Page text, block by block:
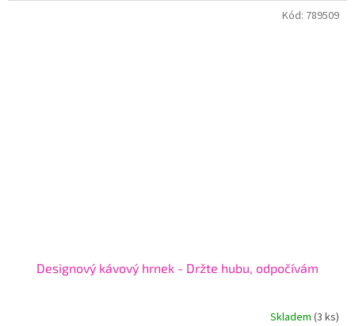
Designový kávový hrnek - Držte hubu, odpočívám
Skladem (3 ks)
Kód: 789509